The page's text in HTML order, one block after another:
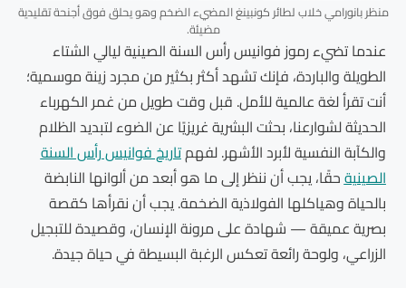
منظر بانورامي خلاب لطائر كونبينغ المضيء الضخم وهو يحلق فوق أجنحة تقليدية
مضيئة.
عندما تضيء رموز فوانيس رأس السنة الصينية ليالي الشتاء
الطويلة والباردة، فإنك تشهد أكثر بكثير من مجرد زينة موسمية؛
أنت تقرأ لغة عالمية للأمل. قبل وقت طويل من غمر الكهرباء
الحديثة لشوارعنا، بحثت البشرية غريزيًا عن الضوء لتبديد الظلام
والكآبة النفسية لأبرد الأشهر. لفهمتاريخ فوانيس رأس السنة
الصينيةحقًا، يجب أن ننظر إلى ما هو أبعد من ألوانها النابضة
بالحياة وهياكلها الفولاذية الضخمة. يجب أن نقرأها كقصة
بصرية عميقة — شهادة على مرونة الإنسان، وقصيدة للتبجيل
الزراعي، ولوحة رائعة تعكس الرغبة البسيطة في حياة جيدة.